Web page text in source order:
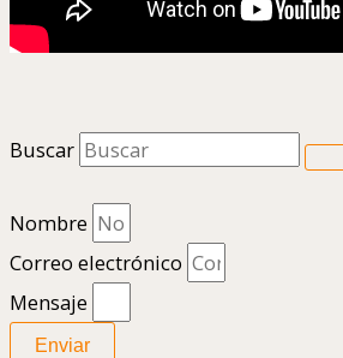
Buscar
Nombre
Correo electrónico
Mensaje
Enviar